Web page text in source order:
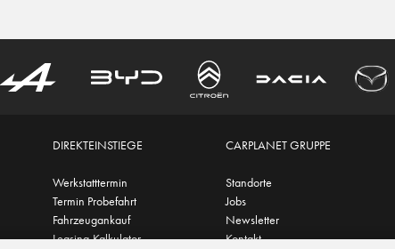
DIREKTEINSTIEGE
Werkstatttermin
Termin Probefahrt
Fahrzeugankauf
Leasing-Kalkulator
CARPLANET GRUPPE
Standorte
Jobs
Newsletter
Kontakt